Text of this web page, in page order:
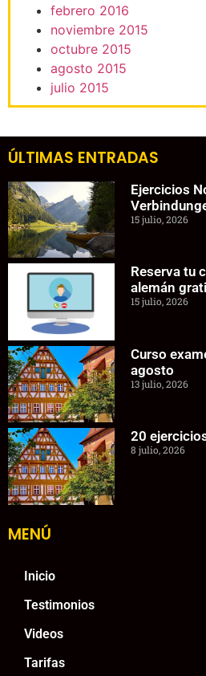
febrero 2016
noviembre 2015
octubre 2015
agosto 2015
julio 2015
ÚLTIMAS ENTRADAS
Ejercicios
15 julio, 2026
Reserva tu
alemán
15 julio, 2026
Curso
agosto
13 julio, 2026
20
8 julio, 2026
MENÚ
Inicio
Testimonios
Videos
Tarifas